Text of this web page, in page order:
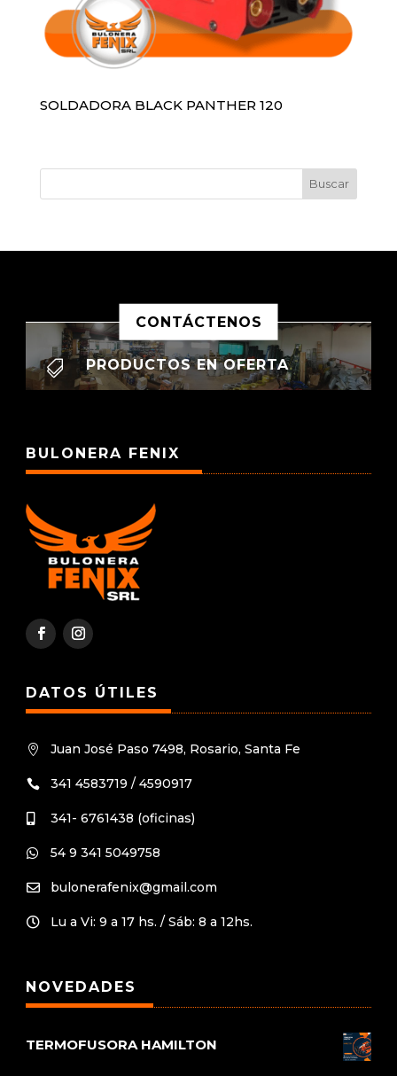
SOLDADORA BLACK PANTHER 120
CONTÁCTENOS
 PRODUCTOS EN OFERTA
BULONERA FENIX
DATOS ÚTILES
 Juan José Paso 7498, Rosario, Santa Fe
 341 4583719 / 4590917
 341- 6761438 (oficinas)
 54 9 341 5049758
 bulonerafenix@gmail.com
 Lu a Vi: 9 a 17 hs. / Sáb: 8 a 12hs.
NOVEDADES
TERMOFUSORA HAMILTON